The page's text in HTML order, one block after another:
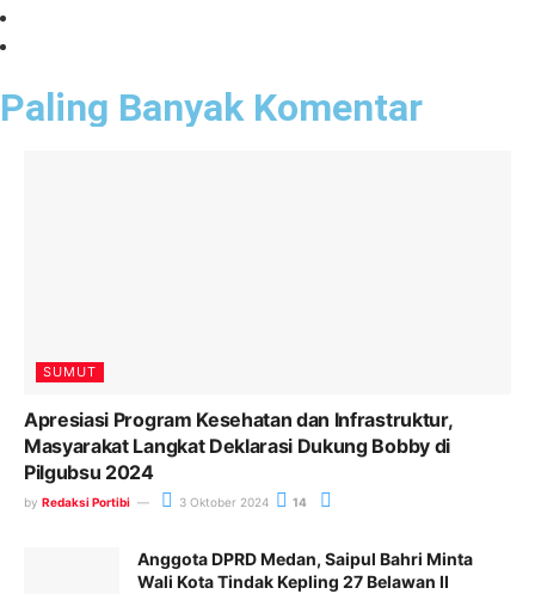
Paling Banyak Komentar
SUMUT
Apresiasi Program Kesehatan dan Infrastruktur,
Masyarakat Langkat Deklarasi Dukung Bobby di
Pilgubsu 2024
by Redaksi Portibi 3 Oktober 2024 14
Anggota DPRD Medan, Saipul Bahri Minta
Wali Kota Tindak Kepling 27 Belawan II